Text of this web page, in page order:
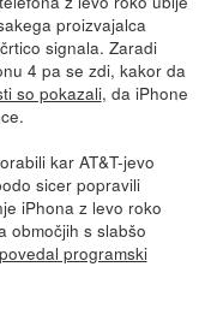
proizvajalca
signala. Zaradi
4 pa se zdi, kakor da
so pokazali, da iPhone
kar AT&T-jevo
sicer popravili
iPhona z levo roko
območjih s slabšo
programski